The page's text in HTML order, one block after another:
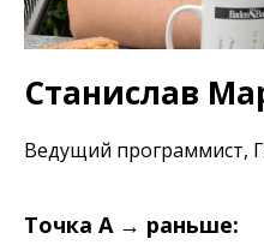
Станислав
Ведущий программист,
Точка А → раньше: